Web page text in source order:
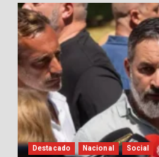
Destacado Nacional Social